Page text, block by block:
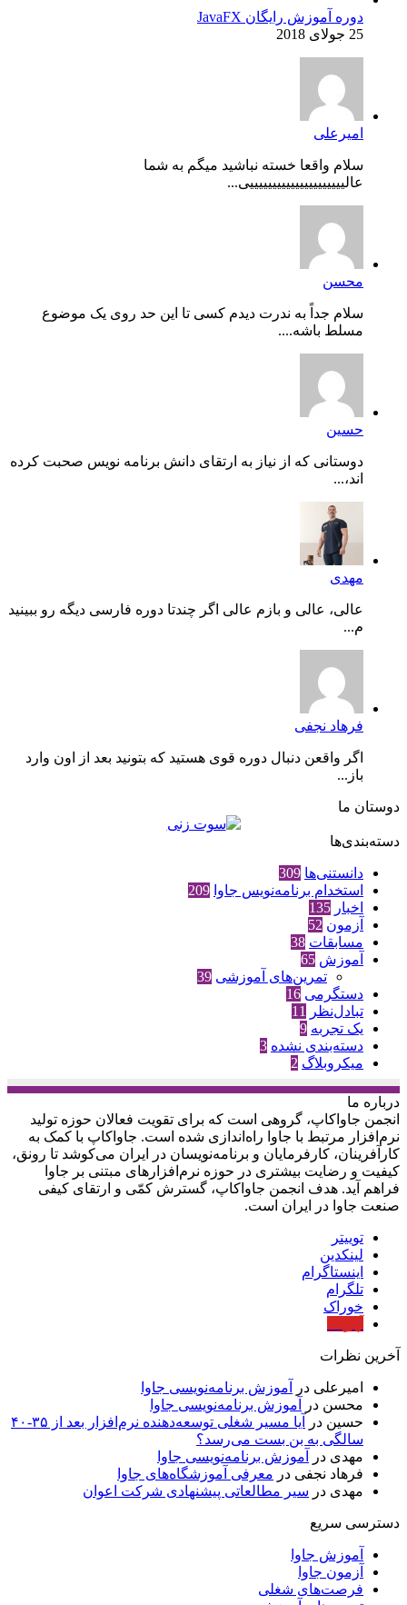
دوره آموزش رایگان JavaFX
25 جولای 2018
امیرعلی
سلام واقعا خسته نباشید میگم به شما
عالیییییییییییییییییییییی...
محسن
سلام جداً به ندرت دیدم کسی تا این حد روی یک موضوع
مسلط باشه....
حسین
دوستانی که از نیاز به ارتقای دانش برنامه نویس صحبت کرده
اند،...
مهدی
عالی، عالی و بازم عالی اگر چندتا دوره فارسی دیگه رو ببینید
م...
فرهاد نجفی
اگر واقعن دنبال دوره قوی هستید که بتونید بعد از اون وارد
باز...
دوستان ما
دسته‌بندی‌ها
دانستنی‌ها 309
استخدام برنامه‌نویس جاوا 209
اخبار 135
آزمون 52
مسابقات 38
آموزش 65
تمرین‌های آموزشی 39
دستگرمی 16
تبادل‌نظر
11
یک تجربه 9
دسته‌بندی نشده 3
میکروبلاگ 2
درباره‌ ما
انجمن جاواکاپ، گروهی است که برای تقویت فعالان حوزه‌ تولید
نرم‌افزار مرتبط با جاوا راه‌اندازی شده است. جاواکاپ با کمک به
کارآفرینان، کارفرمایان و برنامه‌نویسان در ایران می‌کوشد تا رونق،
کیفیت و رضایت بیشتری در حوزه‌ نرم‌افزارهای مبتنی بر جاوا
فراهم آید. هدف انجمن جاواکاپ، گسترش کمّی و ارتقای کیفی
صنعت جاوا در ایران است.
توییتر
لینکدین
اینستاگرام
تلگرام
خوراک
آخرین نظرات
امیرعلی در
آموزش برنامه‌نویسی جاوا
محسن در
آموزش برنامه‌نویسی جاوا
حسین در
آیا مسیر شغلی توسعه‌دهنده نرم‌افزار بعد از ۳۵-۴۰
سالگی به بن بست می‌رسد؟
مهدی در
آموزش برنامه‌نویسی جاوا
فرهاد نجفی در معرفی آموزشگاه‌های جاوا
مهدی در سیر مطالعاتی پیشنهادی شرکت اعوان
دسترسی سریع
آموزش جاوا
آزمون جاوا
فرصت‌های شغلی